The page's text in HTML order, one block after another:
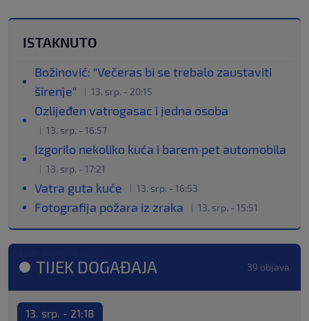
ISTAKNUTO
Božinović: "Večeras bi se trebalo zaustaviti
širenje"
13. srp. - 20:15
Ozlijeđen vatrogasac i jedna osoba
13. srp. - 16:57
Izgorilo nekoliko kuća i barem pet automobila
13. srp. - 17:21
Vatra guta kuće 13. srp. - 16:53
Fotografija požara iz zraka 13. srp. - 15:51
TIJEK DOGAĐAJA 39 objava
13. srp. - 21:18